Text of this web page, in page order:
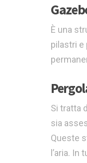
È una
pilastri e
Si tratta
sia
Queste
l’aria. In